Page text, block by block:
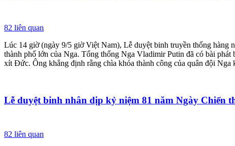
82 liên quan
Lúc 14 giờ (ngày 9/5 giờ Việt Nam), Lễ duyệt binh truyền thống
thành phố lớn của Nga. Tổng thống Nga Vladimir Putin đã có bài
xít Đức. Ông khẳng định rằng chìa khóa thành công của quân đội
Lễ duyệt binh nhân dịp kỷ niệm 81 năm Ngày Chiến
82 liên quan